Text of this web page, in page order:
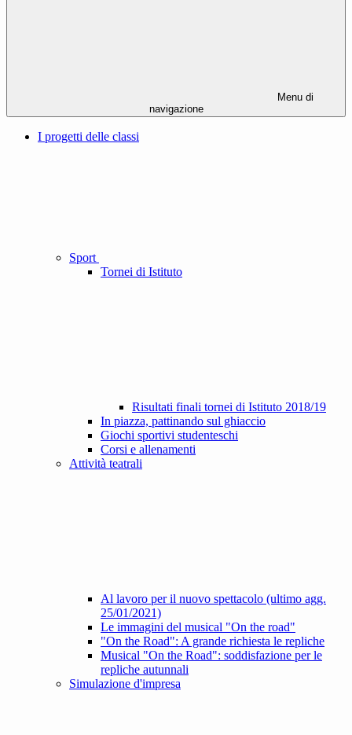
Menu di
navigazione
I progetti delle classi
Sport
Tornei di Istituto
Risultati finali tornei di Istituto 2018/19
In piazza, pattinando sul ghiaccio
Giochi sportivi studenteschi
Corsi e allenamenti
Attività teatrali
Al lavoro per il nuovo spettacolo (ultimo agg.
25/01/2021)
Le immagini del musical "On the road"
"On the Road": A grande richiesta le repliche
Musical "On the Road": soddisfazione per le
repliche autunnali
Simulazione d'impresa